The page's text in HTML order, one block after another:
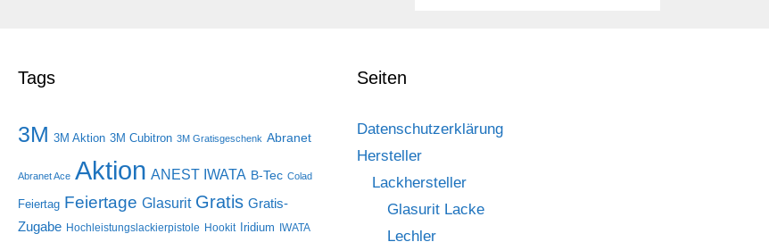
Tags
3M 3M Aktion 3M Cubitron 3M Gratisgeschenk Abranet
Abranet Ace Aktion ANEST IWATA B-Tec Colad
Feiertag Feiertage Glasurit Gratis Gratis-
Zugabe Hochleistungslackierpistole Hookit Iridium IWATA
Seiten
Datenschutzerklärung
Hersteller
Lackhersteller
Glasurit Lacke
Lechler